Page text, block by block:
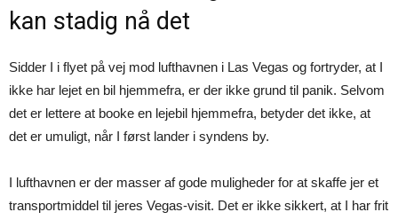
kan stadig nå det
Sidder I i flyet på vej mod lufthavnen i Las Vegas og fortryder, at I
ikke har lejet en bil hjemmefra, er der ikke grund til panik. Selvom
det er lettere at booke en lejebil hjemmefra, betyder det ikke, at
det er umuligt, når I først lander i syndens by.
I lufthavnen er der masser af gode muligheder for at skaffe jer et
transportmiddel til jeres Vegas-visit. Det er ikke sikkert, at I har frit